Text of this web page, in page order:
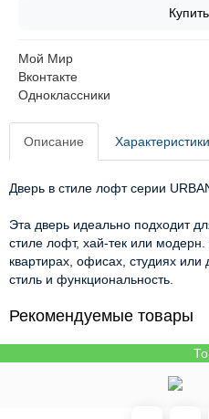
Мой Мир
Вконтакте
Одноклассники
Описание Характеристики
Дверь в стиле лофт серии
Эта дверь идеально подходит
стиле лофт, хай-тек или
квартирах, офисах, студиях
стиль и функциональность.
Рекомендуемые товары